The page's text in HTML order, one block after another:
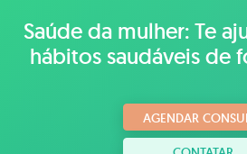
Saúde da mulher: Te
hábitos saudáveis ​​de
AGENDAR